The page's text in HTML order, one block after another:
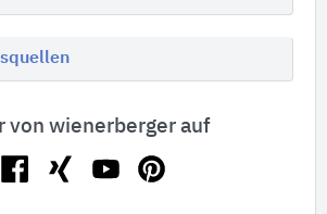
von wienerberger auf